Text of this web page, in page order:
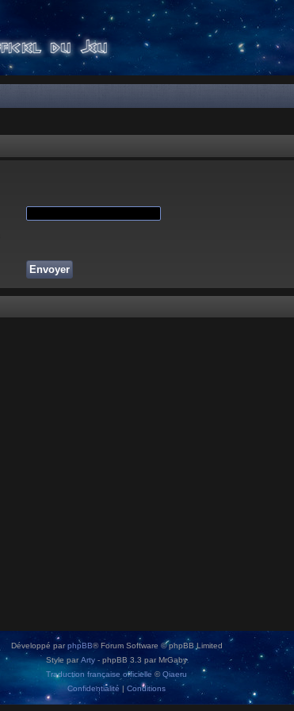
Développé parphpBB® Forum Software © phpBB Limited
Style par Arty - phpBB 3.3 par MrGaby
Traduction française officielle ©Qiaeru
Confidentialité | Conditions